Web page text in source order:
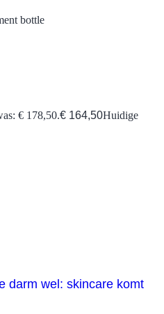
€ 178,50.€ 164,50Huidige
darm wel: skincare komt